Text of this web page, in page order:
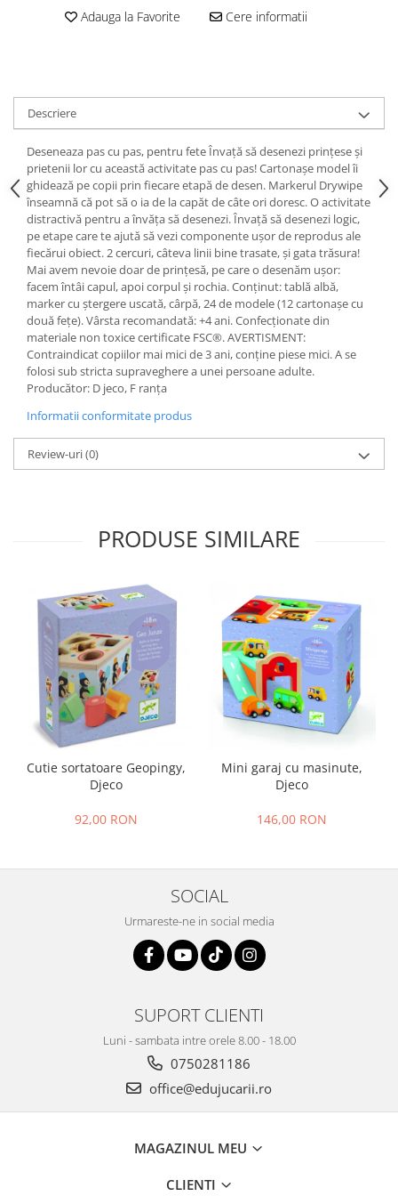
Adauga la Favorite Cere informatii
Descriere
Deseneaza pas cu pas, pentru fete Învață să desenezi prințese și
prietenii lor cu această activitate pas cu pas! Cartonașe model îi
ghidează pe copii prin fiecare etapă de desen. Markerul Drywipe
înseamnă că pot să o ia de la capăt de câte ori doresc. O activitate
distractivă pentru a învăța să desenezi. Învață să desenezi logic,
pe etape care te ajută să vezi componente ușor de reprodus ale
fiecărui obiect. 2 cercuri, câteva linii bine trasate, și gata trăsura!
Mai avem nevoie doar de prințesă, pe care o desenăm ușor:
facem întâi capul, apoi corpul și rochia. Conținut: tablă albă,
marker cu ștergere uscată, cârpă, 24 de modele (12 cartonașe cu
două fețe). Vârsta recomandată: +4 ani. Confecționate din
materiale non toxice certificate FSC®. AVERTISMENT:
Contraindicat copiilor mai mici de 3 ani, conține piese mici. A se
folosi sub stricta supraveghere a unei persoane adulte.
Producător: D jeco, F ranța
Informatii conformitate produs
Review-uri(0)
PRODUSE SIMILARE
Cutie sortatoare Geopingy,
Djeco
92,00 RON
Mini garaj cu masinute,
Djeco
146,00 RON
SOCIAL
Urmareste-ne in social media
SUPORT CLIENTI
Luni - sambata intre orele 8.00 - 18.00
0750281186
office@edujucarii.ro
MAGAZINUL MEU
CLIENTI